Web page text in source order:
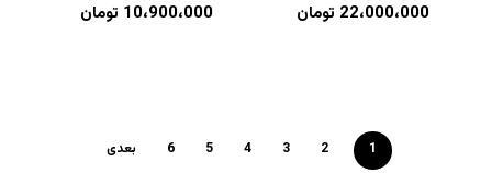
22،000،000 تومان 10،900،000 تومان
1
2
3
4
5
6 بعدی